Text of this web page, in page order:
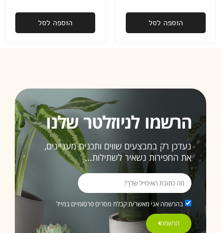
הוספה לסל הוספה לסל
הרשמו לניוזלטר שלנו
נעדכן רק במבצעים שווים ותכנים מעניינים,
את החפירות נשאיר לשתילות...
בהרשמה אני מאשר/ת קבלת מסרים פרסומיים במייל
הרשמה